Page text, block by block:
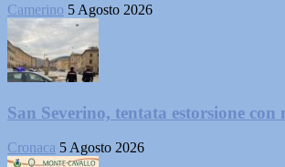
Camerino 5 Agosto 2026
San Severino, tentata estorsione
Cronaca 5 Agosto 2026